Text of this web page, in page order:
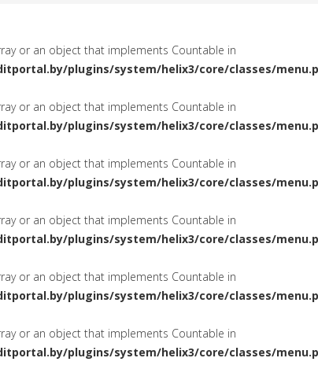
or an object that implements Countable in
plugins/system/helix3/core/classes/
or an object that implements Countable in
plugins/system/helix3/core/classes/
or an object that implements Countable in
plugins/system/helix3/core/classes/
or an object that implements Countable in
plugins/system/helix3/core/classes/
or an object that implements Countable in
plugins/system/helix3/core/classes/
or an object that implements Countable in
plugins/system/helix3/core/classes/